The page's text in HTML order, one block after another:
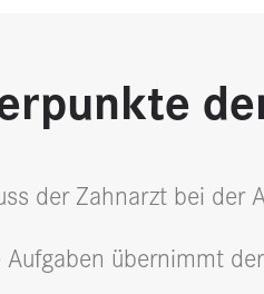
der Zahnarzt bei der
Aufgaben übernimmt